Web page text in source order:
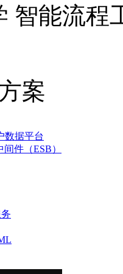
智能流程
案
数据平台
件（ESB）